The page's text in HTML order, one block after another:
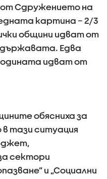
Сдружението на
картина – 2/3
общини идват от
Едва
идват от
обясниха за
в тази ситуация
сектори
и „Социални